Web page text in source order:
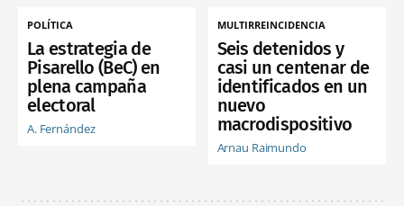
POLÍTICA
La estrategia de
Pisarello (BeC) en
plena campaña
electoral
A. Fernández
MULTIRREINCIDENCIA
Seis detenidos y
casi un centenar de
identificados en un
nuevo
macrodispositivo
Arnau Raimundo